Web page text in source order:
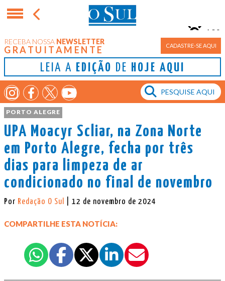
RECEBA NOSSA NEWSLETTER
GRATUITAMENTE CADASTRE-SE AQUI
LEIA A EDIÇÃO DE HOJE AQUI
Porto Alegre
10°
PORTO ALEGRE
UPA Moacyr Scliar, na Zona Norte
em Porto Alegre, fecha por três
dias para limpeza de ar
condicionado no final de novembro
Por Redação O Sul | 12 de novembro de 2024
COMPARTILHE ESTA NOTÍCIA: